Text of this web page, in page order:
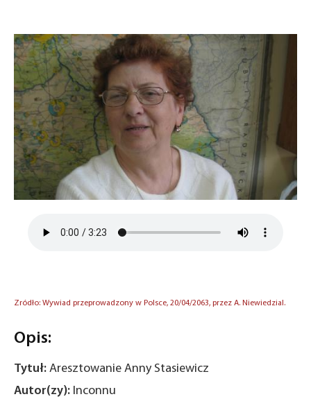
Zródło: Wywiad przeprowadzony w Polsce, 20/04/2063, przez A. Niewiedzial.
Opis:
Tytuł: Aresztowanie Anny Stasiewicz
Autor(zy): Inconnu